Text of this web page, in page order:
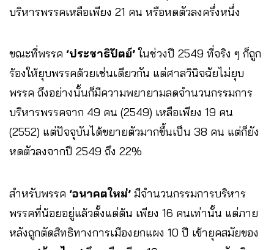
บริหารพรรคเหลือเพียง 21 คน หรือหดตัวลงครึ่งหนึ่ง
ขณะที่พรรค ‘ประชาธิปัตย์’ในช่วงปี 2549 ที่จริง ๆ ก็ถูก
ร้องให้ยุบพรรคด้วยเช่นเดียวกัน แต่ศาลวินิจฉัยไม่ยุบ
พรรค ถึงอย่างนั้นก็มีความพยายามลดจำนวนกรรมการ
บริหารพรรคจาก 49 คน (2549) เหลือเพียง 19 คน
(2552) แต่ปัจจุบันได้ขยายตัวมากขึ้นเป็น 38 คน แต่ก็ยัง
หดตัวลงจากปี 2549 ถึง 22%
สำหรับพรรค ‘อนาคตใหม่’ มีจำนวนกรรมการบริหาร
พรรคที่น้อยอยู่แล้วตั้งแต่ต้น เพียง 16 คนเท่านั้น แต่ภาย
หลังถูกตัดสิทธิทางการเมืองยกแผง 10 ปี เข้ายุคสมัยของ